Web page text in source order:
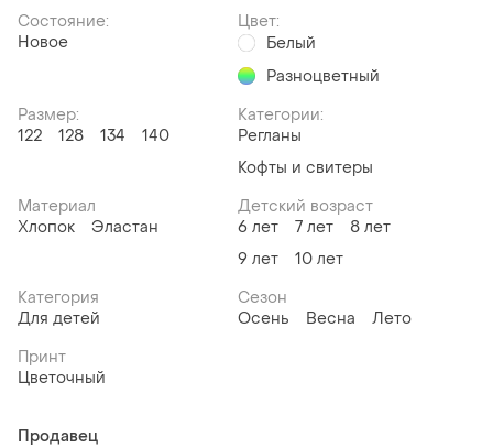
Состояние:
Новое
Цвет:
Белый
Разноцветный
Размер:
122
128 134 140
Категории:
Регланы
Кофты и свитеры
Материал
Хлопок
Эластан
Детский возраст
6 лет
7 лет
8 лет
9 лет
10 лет
Категория
Для детей
Сезон
Осень
Весна
Лето
Принт
Цветочный
Продавец